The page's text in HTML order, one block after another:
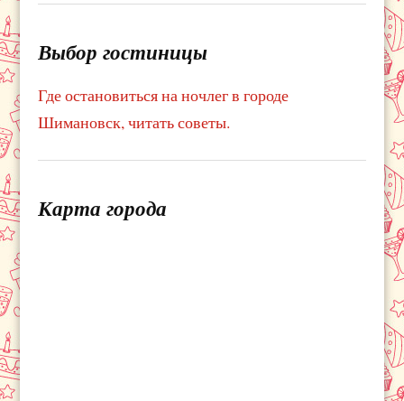
Выбор гостиницы
Где остановиться на ночлег в городе
Шимановск, читать советы.
Карта города